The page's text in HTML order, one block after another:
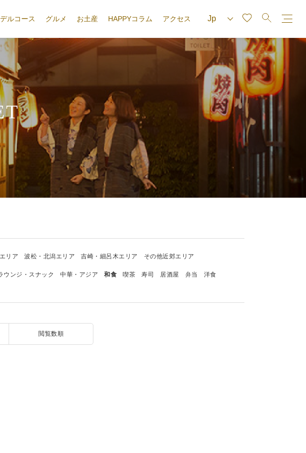
ルコース グルメ お土産 HAPPYコラム アクセス
リア 波松・北潟エリア 吉崎・細呂木エリア その他近郊エリア
ウンジ・スナック 中華・アジア 和食 喫茶 寿司 居酒屋 弁当
洋食
閲覧数順